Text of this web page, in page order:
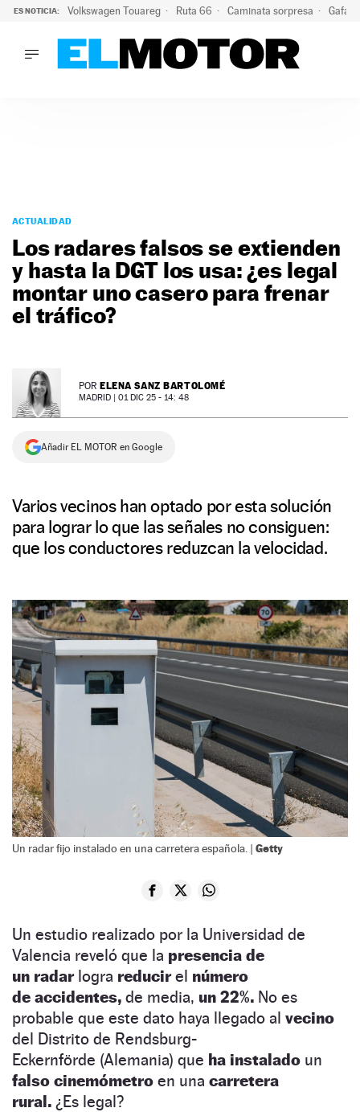
ES NOTICIA: Volkswagen Touareg Ruta 66 Caminata sorpresa Gafas
PODCAST
MOTOS
TECNOLOGÍA
SUPERCOCHES
MOTORTV
NEWSLETTER
ACTUALIDAD
Los radares falsos se extienden
y hasta la DGT los usa: ¿es legal
montar uno casero para frenar
el tráfico?
POR ELENA SANZ BARTOLOMÉ
MADRID | 01 DIC 25 - 14: 48
Añadir EL MOTOR en Google
Varios vecinos han optado por esta solución
para lograr lo que las señales no consiguen:
que los conductores reduzcan la velocidad.
Un radar fijo instalado en una carretera española. | Getty
Un estudio realizado por la Universidad de
Valencia reveló que la presencia de
un radarlogra reducirel número
de accidentes, de media, un 22%. No es
probable que este dato haya llegado al vecino
del Distrito de Rendsburg-
Eckernförde (Alemania) que ha instalado un
falso cinemómetro en una carretera
rural. ¿Es legal?